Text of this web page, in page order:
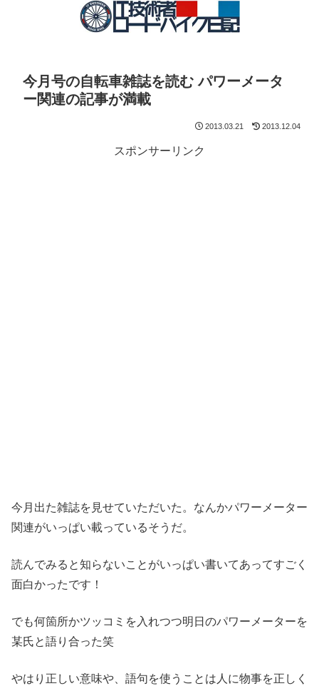
今月号の自転車雑誌を読む パワーメータ
ー関連の記事が満載
2013.03.21 2013.12.04
スポンサーリンク
今月出た雑誌を見せていただいた。なんかパワーメーター
関連がいっぱい載っているそうだ。
読んでみると知らないことがいっぱい書いてあってすごく
面白かったです！
でも何箇所かツッコミを入れつつ明日のパワーメーターを
某氏と語り合った笑
やはり正しい意味や、語句を使うことは人に物事を正しく